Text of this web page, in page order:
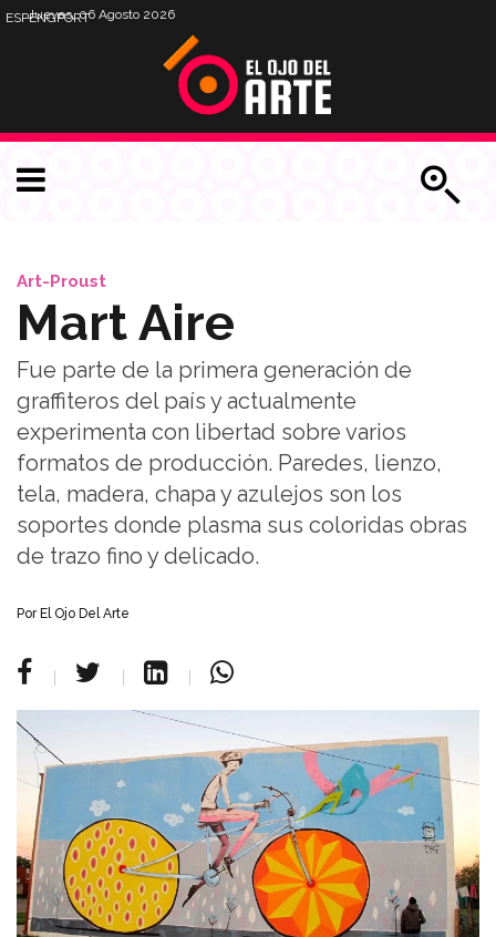
Jueves, 06 Agosto 2026
ESPENGPORT
Art-Proust
Mart Aire
Fue parte de la primera generación de
graffiteros del país y actualmente
experimenta con libertad sobre varios
formatos de producción. Paredes, lienzo,
tela, madera, chapa y azulejos son los
soportes donde plasma sus coloridas obras
de trazo fino y delicado.
Por El Ojo Del Arte